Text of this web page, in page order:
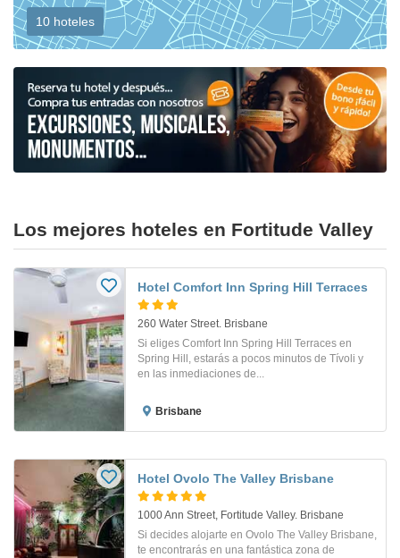
10 hoteles
Los mejores hoteles en Fortitude Valley
Hotel Comfort Inn Spring Hill Terraces
260 Water Street. Brisbane
Si eliges Comfort Inn Spring Hill Terraces en
Spring Hill, estarás a pocos minutos de Tívoli y
en las inmediaciones de...
Brisbane
Hotel Ovolo The Valley Brisbane
1000 Ann Street, Fortitude Valley. Brisbane
Si decides alojarte en Ovolo The Valley Brisbane,
te encontrarás en una fantástica zona de